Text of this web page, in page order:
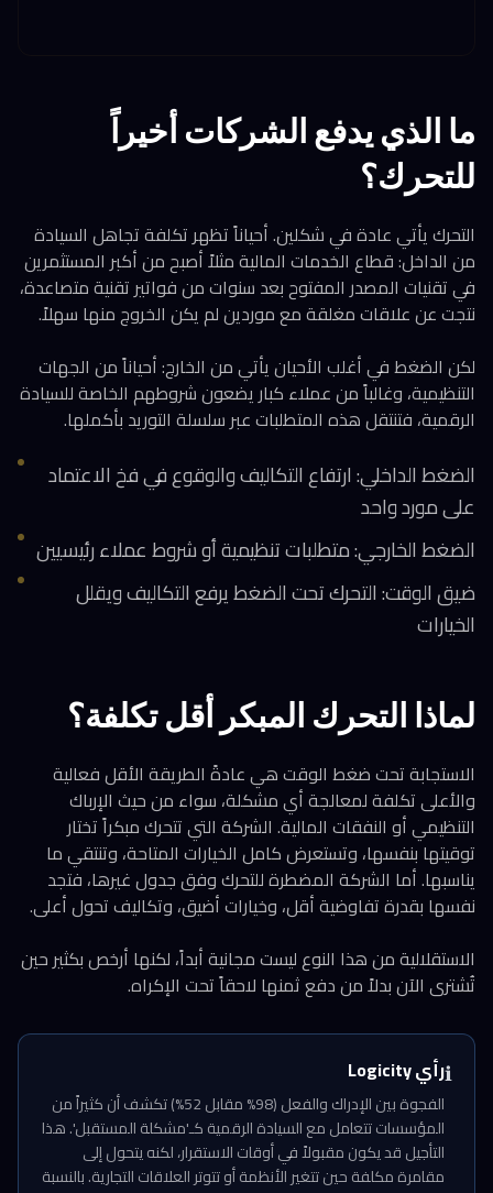
ما الذي يدفع الشركات أخيراً
للتحرك؟
التحرك يأتي عادة في شكلين. أحياناً تظهر تكلفة تجاهل السيادة
من الداخل: قطاع الخدمات المالية مثلاً أصبح من أكبر المستثمرين
في تقنيات المصدر المفتوح بعد سنوات من فواتير تقنية متصاعدة،
نتجت عن علاقات مغلقة مع موردين لم يكن الخروج منها سهلاً.
لكن الضغط في أغلب الأحيان يأتي من الخارج: أحياناً من الجهات
التنظيمية، وغالباً من عملاء كبار يضعون شروطهم الخاصة للسيادة
الرقمية، فتنتقل هذه المتطلبات عبر سلسلة التوريد بأكملها.
الضغط الداخلي: ارتفاع التكاليف والوقوع في فخ الاعتماد
على مورد واحد
الضغط الخارجي: متطلبات تنظيمية أو شروط عملاء رئيسيين
ضيق الوقت: التحرك تحت الضغط يرفع التكاليف ويقلل
الخيارات
لماذا التحرك المبكر أقل تكلفة؟
الاستجابة تحت ضغط الوقت هي عادةً الطريقة الأقل فعالية
والأعلى تكلفة لمعالجة أي مشكلة، سواء من حيث الإرباك
التنظيمي أو النفقات المالية. الشركة التي تتحرك مبكراً تختار
توقيتها بنفسها، وتستعرض كامل الخيارات المتاحة، وتنتقي ما
يناسبها. أما الشركة المضطرة للتحرك وفق جدول غيرها، فتجد
نفسها بقدرة تفاوضية أقل، وخيارات أضيق، وتكاليف تحول أعلى.
الاستقلالية من هذا النوع ليست مجانية أبداً، لكنها أرخص بكثير حين
تُشترى الآن بدلاً من دفع ثمنها لاحقاً تحت الإكراه.
ℹ️رأي Logicity
الفجوة بين الإدراك والفعل (98% مقابل 52%) تكشف أن كثيراً من
المؤسسات تتعامل مع السيادة الرقمية كـ'مشكلة المستقبل'. هذا
التأجيل قد يكون مقبولاً في أوقات الاستقرار، لكنه يتحول إلى
مقامرة مكلفة حين تتغير الأنظمة أو تتوتر العلاقات التجارية. بالنسبة